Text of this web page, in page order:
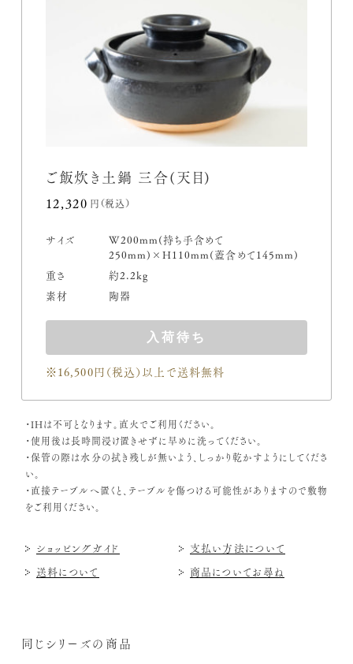
ご飯炊き土鍋 三合(天目)
12,320円(税込)
サイズ
W200mm(持ち手含めて
250mm)×H110mm(蓋含めて145mm)
重さ
約2.2kg
素材
陶器
入荷待ち
※16,500円（税込）以上で送料無料
・IHは不可となります。直火でご利用ください。
・使用後は長時間浸け置きせずに早めに洗ってください。
・保管の際は水分の拭き残しが無いよう、しっかり乾かすようにしてくださ
い。
・直接テーブルへ置くと、テーブルを傷つける可能性がありますので敷物
をご利用ください。
ショッピングガイド
支払い方法について
送料について
商品についてお尋ね
同じシリーズの商品